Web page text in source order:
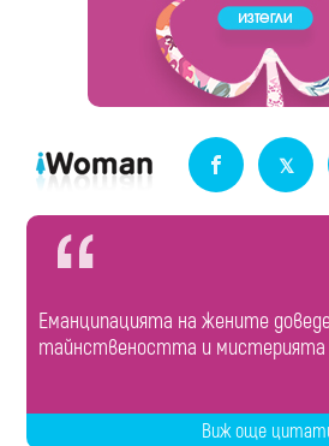
Еманципацията на жените
тайнствеността и мистерията
Виж още